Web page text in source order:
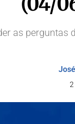
as perguntas
2